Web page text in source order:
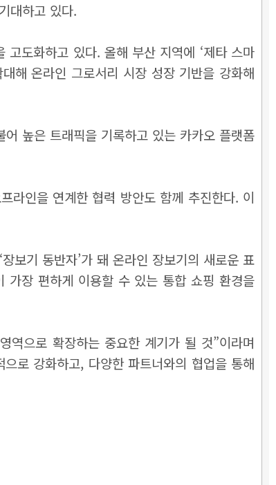
대하고 있다.
도화하고 있다. 올해 부산 지역에 ‘제타 스마
해 온라인 그로서리 시장 성장 기반을 강화해
높은 트래픽을 기록하고 있는 카카오 플랫폼
라인을 연계한 협력 방안도 함께 추진한다. 이
보기 동반자’가 돼 온라인 장보기의 새로운 표
가장 편하게 이용할 수 있는 통합 쇼핑 환경을
역으로 확장하는 중요한 계기가 될 것”이라며
로 강화하고, 다양한 파트너와의 협업을 통해